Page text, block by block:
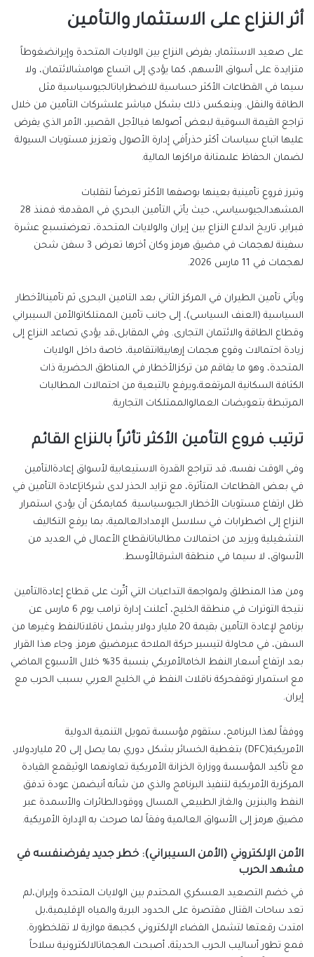
أثر النزاع على الاستثماروالتأمين
على صعيد الاستثمار، يفرض النزاع بين الولايات المتحدة وإيرانضغوطاً
متزايدة على أسواق الأسهم، كما يؤدي إلى اتساع هوامشالائتمان، ولا
سيما في القطاعات الأكثر حساسية للاضطراباتالجيوسياسية مثل
الطاقة والنقل. وينعكس ذلك بشكل مباشر علىشركات التأمين من خلال
تراجع القيمة السوقية لبعض أصولها فيالأجل القصير، الأمر الذي يفرض
عليها اتباع سياسات أكثر حذراًفي إدارة الأصول وتعزيز مستويات السيولة
لضمان الحفاظ علىمتانة مراكزها المالية.
وتبرز فروع تأمينية بعينها بوصفها الأكثر تعرضاً لتقلبات
المشهدالجيوسياسي، حيث يأتي التأمين البحري في المقدمة؛ فمنذ
فبراير، تاريخ اندلاع النزاع بين إيران والولايات المتحدة، تعرضتسبع عشرة
سفينة لهجمات في مضيق هرمز
وكان أخرها تعرض 3 سفن شحن
لهجمات في 11 مارس 2026.
ويأتي تأمين الطيران في المركز الثاني بعد التامين البحرى ثم تأمينالأخطار
السياسية (العنف السياسى)، إلى جانب تأمين الممتلكاتوالأمن السيبراني
وقطاع الطاقة والائتمان التجارى. وفي المقابل،قد يؤدي تصاعد النزاع إلى
زيادة احتمالات وقوع هجمات إرهابيةانتقامية، خاصة داخل الولايات
المتحدة، وهو ما يفاقم من تركزالأخطار في المناطق الحضرية ذات
الكثافة السكانية المرتفعة،ويرفع بالتبعية من احتمالات المطالبات
المرتبطة بتعويضات العمالوالممتلكات التجارية.
ترتيب فروع التأمين الأكثر تأثراً بالنزاع القائم
وفي الوقت نفسه، قد تتراجع القدرة الاستيعابية لأسواق إعادةالتأمين
في بعض القطاعات المتأثرة، مع تزايد الحذر لدى شركاتإعادة التأمين في
ظل ارتفاع مستويات الأخطار الجيوسياسية. كمايمكن أن يؤدي استمرار
النزاع إلى اضطرابات في سلاسل الإمدادالعالمية، بما يرفع التكاليف
التشغيلية ويزيد من احتمالات مطالباتانقطاع الأعمال في العديد من
الأسواق، لا سيما في منطقة الشرقالأوسط.
ومن هذا المنطلق ولمواجهة التداعيات التي أثّرت على قطاع إعادةالتأمين
نتيجة التوترات في منطقة الخليج، أعلنت إدارة ترامب يوم 6 مارس
عن
برنامج لإعادة التأمين بقيمة مليار دولار يشمل ناقلاتالنفط وغيرها من
السفن، في محاولة لتيسير حركة الملاحة عبرمضيق هرمز. وجاء هذا القرار
بعد ارتفاع أسعار النفط الخامالأمريكي بنسبة خلال الأسبوع الماضي
مع استمرار توقفحركة ناقلات النفط في الخليج العربي بسبب الحرب مع
إيران.
ووفقاً لهذا البرنامج، ستقوم مؤسسة تمويل التنمية الدولية
الأمريكية(
DFC
) بتغطية الخسائر بشكل دوري بما يصل إلى ملياردولار،
مع تأكيد المؤسسة ووزارة الخزانة الأمريكية تعاونهما الوثيقمع القيادة
المركزية الأمريكية لتنفيذ البرنامج والذي من شأنه أنيضمن عودة تدفق
النفط والبنزين والغاز الطبيعي المسال ووقودالطائرات والأسمدة عبر
مضيق هرمز إلى الأسواق العالمية وفقاً لما صرحت به الإدارة الأمريكية.
الأمن الإلكتروني (الأمن السيبراني): خطر جديد يفرضنفسه في
مشهد الحرب
في خضم التصعيد العسكري المحتدم بين الولايات المتحدة وإيران،لم
تعد ساحات القتال مقتصرة على الحدود البرية والمياه الإقليمية،بل
امتدت رقعتها لتشمل الفضاء الإلكتروني كجبهة موازية لا تقلخطورة.
فمع تطور أساليب الحرب الحديثة، أصبحت الهجماتالالكترونية سلاحاً